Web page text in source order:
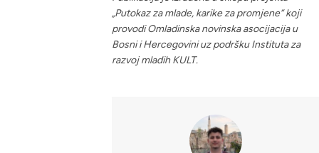
„Putokaz za mlade, karike za promjene“ koji
provodi Omladinska novinska asocijacija u
Bosni i Hercegovini uz podršku Instituta za
razvoj mladih KULT.